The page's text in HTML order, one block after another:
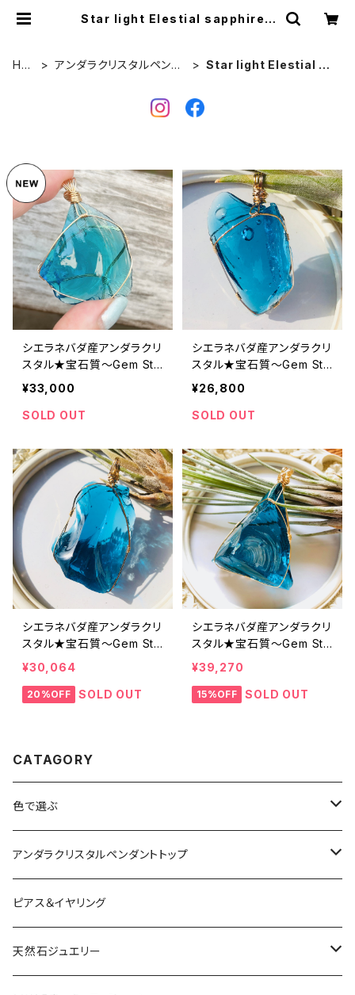
Star light Elestial sapphire |
HO
アンダラクリスタルペンダ
Star light Elestial sa
シエラネバダ産アンダラクリ
スタル★宝石質～Gem Sta
r light Elestial sapphire
～【世界で1つだけのアンダ
ラペンダントトップ】
¥33,000
SOLD OUT
シエラネバダ産アンダラクリ
スタル★宝石質～Gem Sta
r light Elestial sapphire
～【世界で1つだけのアンダ
ラペンダントトップ】
¥26,800
SOLD OUT
シエラネバダ産アンダラクリ
スタル★宝石質～Gem Sta
r light Elestial sapphire
～【世界で1つだけのアンダ
ラペンダントトップ】
¥30,064
20%OFF SOLD OUT
シエラネバダ産アンダラクリ
スタル★宝石質～Gem Sta
r light ～【世界で1つだけの
アンダラペンダントトップ】
¥39,270
15%OFF SOLD OUT
CATAGORY
色で選ぶ
ブルー
ピンク
レッド
アンダラクリスタルペンダントトップ
Amber
Angel Aura
ピアス＆イヤリング
天然石ジュエリー